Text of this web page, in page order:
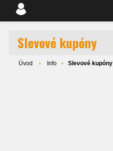
Slevové kupóny
Úvod Info Slevové kupóny